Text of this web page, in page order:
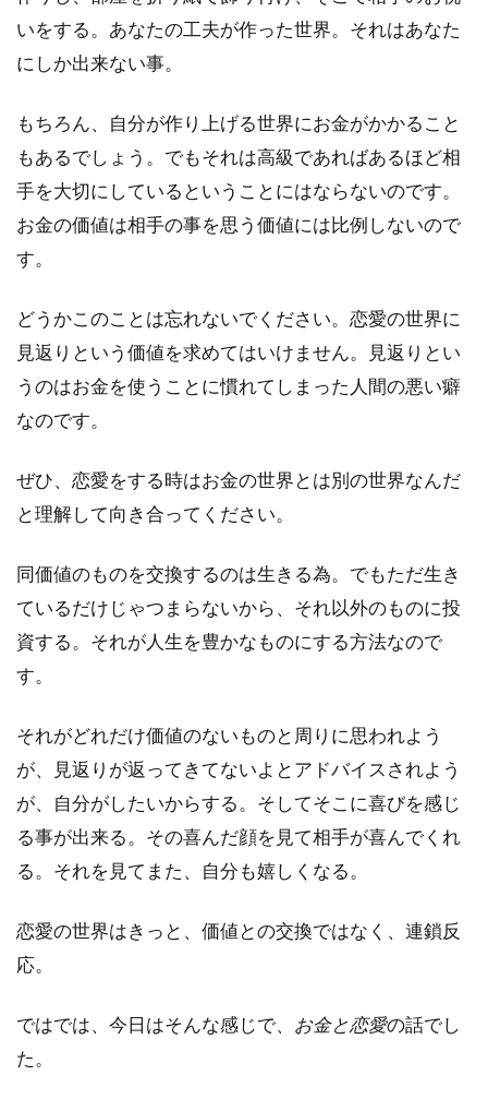
いをする。あなたの工夫が作った世界。それはあなた
にしか出来ない事。
もちろん、自分が作り上げる世界にお金がかかること
もあるでしょう。でもそれは高級であればあるほど相
手を大切にしているということにはならないのです。
お金の価値は相手の事を思う価値には比例しないので
す。
どうかこのことは忘れないでください。恋愛の世界に
見返りという価値を求めてはいけません。見返りとい
うのはお金を使うことに慣れてしまった人間の悪い癖
なのです。
ぜひ、恋愛をする時はお金の世界とは別の世界なんだ
と理解して向き合ってください。
同価値のものを交換するのは生きる為。でもただ生き
ているだけじゃつまらないから、それ以外のものに投
資する。それが人生を豊かなものにする方法なので
す。
それがどれだけ価値のないものと周りに思われよう
が、見返りが返ってきてないよとアドバイスされよう
が、自分がしたいからする。そしてそこに喜びを感じ
る事が出来る。その喜んだ顔を見て相手が喜んでくれ
る。それを見てまた、自分も嬉しくなる。
恋愛の世界はきっと、価値との交換ではなく、連鎖反
応。
ではでは、今日はそんな感じで、 お金と恋愛の話でし
た。